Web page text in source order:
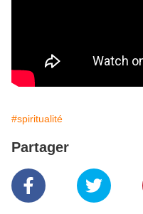
#spiritualité
Partager